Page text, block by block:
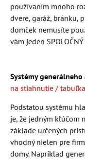
používaním mnoho
dvere, garáž, bránku,
domček nemusíte
vám jeden SPOLOČNÝ
Systémy generálneho
na stiahnutie /
Podstatou systému
je, že jedným kľúčom
základe určených
vhodný nielen pre
domy. Napríklad